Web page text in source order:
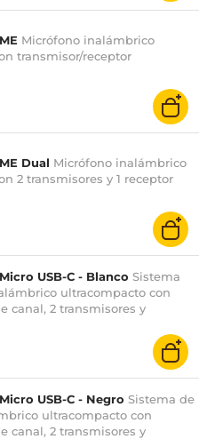
Micrófono inalámbrico
transmisor/receptor
Dual Micrófono inalámbrico
2 transmisores y 1 receptor
USB-C - Blanco Sistema
ultracompacto con
canal, 2 transmisores y
USB-C
USB-C - Negro Sistema de
ultracompacto con
canal, 2 transmisores y